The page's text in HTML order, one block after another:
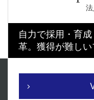
自力で採用・育
革。 獲得が難し